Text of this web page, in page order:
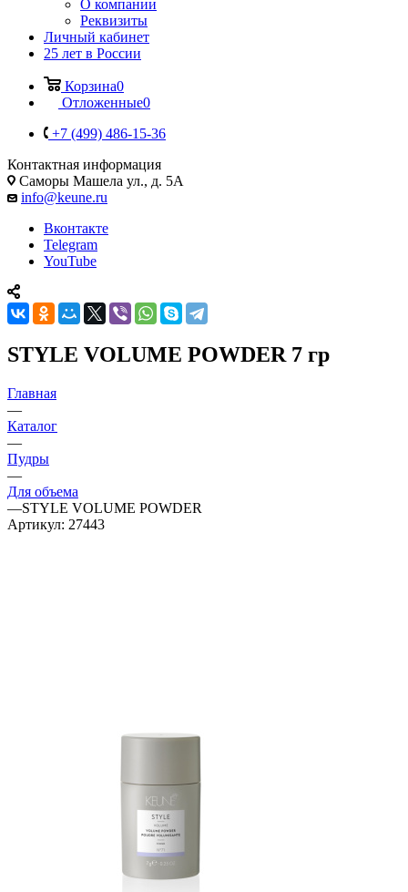
О компании
Реквизиты
Личный кабинет
25 лет в России
Корзина0
Отложенные0
+7 (499) 486-15-36
Контактная информация
Саморы Машела ул., д. 5А
info@keune.ru
Вконтакте
Telegram
YouTube
STYLE VOLUME POWDER 7 гр
Главная
—
Каталог
—
Пудры
—
Для объема
—STYLE VOLUME POWDER
Артикул: 27443